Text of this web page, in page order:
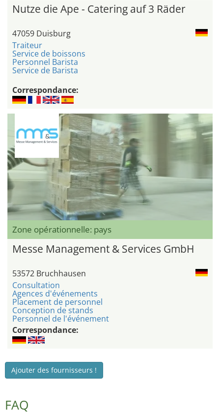
Nutze die Ape - Catering auf 3 Räder
47059 Duisburg
Traiteur
Service de boissons
Personnel Barista
Service de Barista
Correspondance:
Zone opérationnelle: pays
Messe Management & Services GmbH
53572 Bruchhausen
Consultation
Agences d'événements
Placement de personnel
Conception de stands
Personnel de l'événement
Correspondance:
Ajouter des fournisseurs !
FAQ